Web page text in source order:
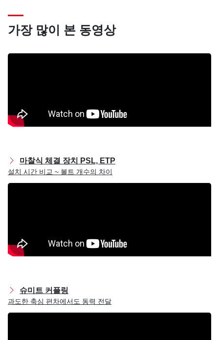
가장 많이 본 동영상
마찰식 체결 장치 PSL, ETP
설치 시간 비교 ~ 볼트 개수의 차이
슈미트 커플링
과도한 축심 편차에서도 동력 전달